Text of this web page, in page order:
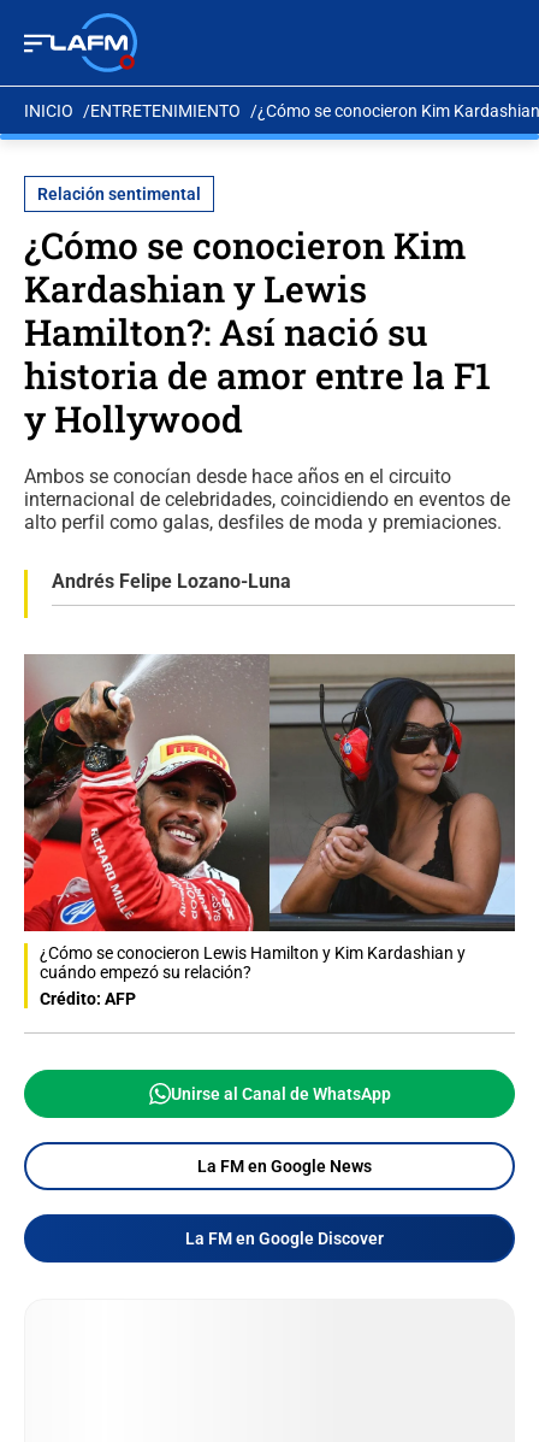
INICIO ENTRETENIMIENTO ¿Cómo se conocieron Kim
Relación sentimental
¿Cómo se conocieron Kim
Kardashian y Lewis
Hamilton?: Así nació su
historia de amor entre la F1
y Hollywood
Ambos se conocían desde hace años en el circuito
internacional de celebridades, coincidiendo en eventos de
alto perfil como galas, desfiles de moda y premiaciones.
Andrés Felipe Lozano-Luna
¿Cómo se conocieron Lewis Hamilton y Kim Kardashian y
cuándo empezó su relación?
Crédito: AFP
Unirse al Canal de WhatsApp
La FM en Google News
La FM en Google Discover